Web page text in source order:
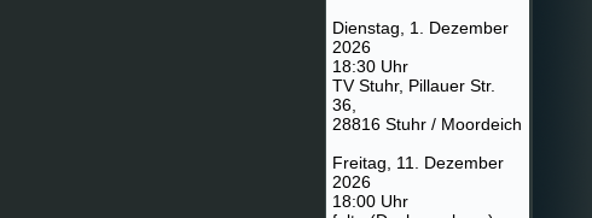
Dienstag, 1. Dezember
2026
18:30 Uhr
TV Stuhr, Pillauer Str.
36,
28816 Stuhr / Moordeich
Freitag, 11. Dezember
2026
18:00 Uhr